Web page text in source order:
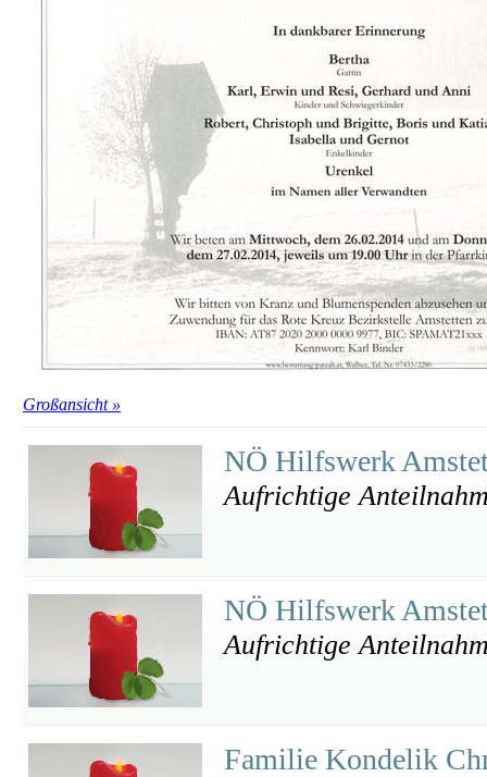
Großansicht »
NÖ Hilfswerk
Aufrichtige
NÖ Hilfswerk
Aufrichtige
Familie Kondelik